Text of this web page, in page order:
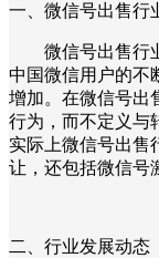
一、微信号出售行
微信号出售行业
中国微信用户的不
增加。在微信号出
行为，而不定义与
实际上微信号出售
让，还包括微信号
二、行业发展动态